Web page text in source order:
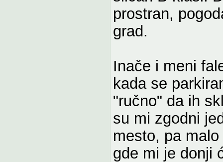
prostran,
grad.
Inače i meni
kada se
"ručno" da ih
su mi zgodni
mesto, pa
gde mi je donji